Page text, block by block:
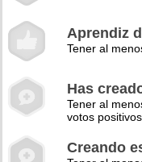
Aprendiz
Tener al
Has
Tener al
votos positivos
Creando